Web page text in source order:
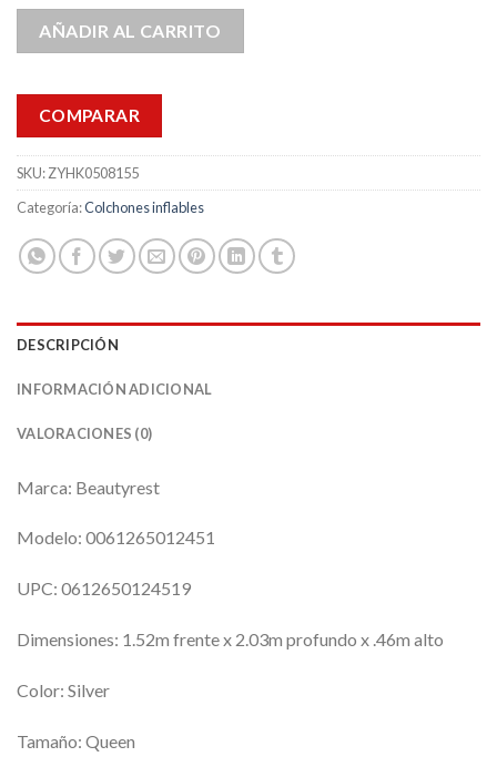
AÑADIR AL CARRITO
COMPARAR
SKU:ZYHK0508155
Categoría:Colchones inflables
DESCRIPCIÓN
INFORMACIÓN ADICIONAL
VALORACIONES (0)
Marca: Beautyrest
Modelo: 0061265012451
UPC: 0612650124519
Dimensiones: 1.52m frente x 2.03m profundo x .46m alto
Color: Silver
Tamaño: Queen